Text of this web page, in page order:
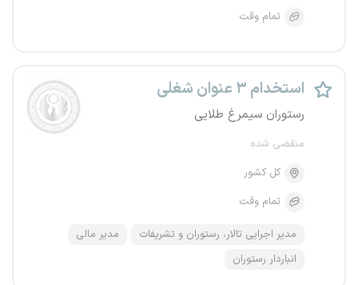
تمام وقت
استخدام ۳ عنوان شغلی
رستوران سیمرغ طلایی
منقضی شده
کل کشور
تمام وقت
مدیر اجرایی تالار، رستوران و تشریفات
مدیر مالی
انباردار رستوران